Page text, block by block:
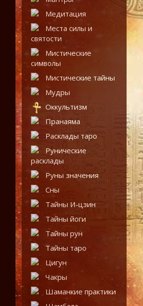
Медитация
Места силы и
святости
Мистические
символы
Мистические тайны
Мудры
Оккультизм
Пранаяма
Расклады таро
Рунические
расклады
Руны значения
Сны
Тайны И-цзин
Тайны йоги
Тайны рун
Тайны таро
Цигун
Чакры
Шаманкие практики